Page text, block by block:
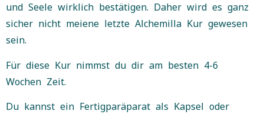
und Seele wirklich bestätigen. Daher wird es ganz
sicher nicht meiene letzte Alchemilla Kur gewesen
sein.
Für diese Kur nimmst du dir am besten 4-6
Wochen Zeit.
Du kannst ein Fertigparäparat als Kapsel oder